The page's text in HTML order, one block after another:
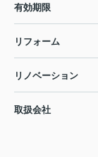
有効期限
リフォーム
リノベーション
取扱会社